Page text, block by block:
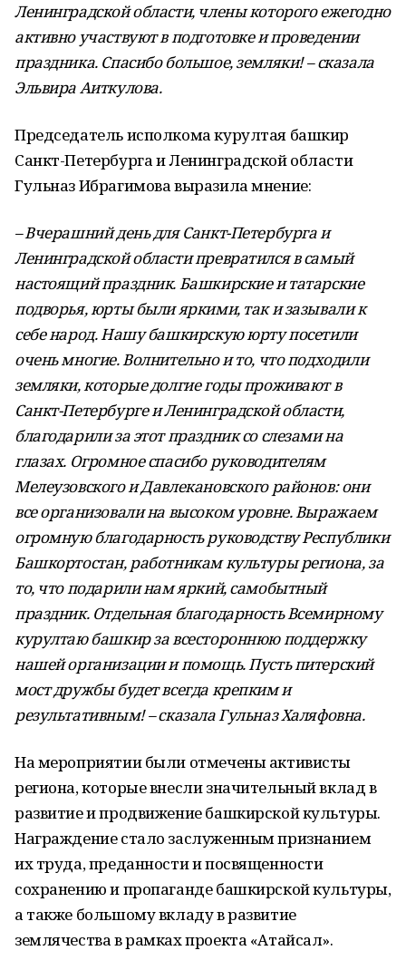
Ленинградской области, члены которого ежегодно
активно участвуют в подготовке и проведении
праздника. Спасибо большое, земляки! – сказала
Эльвира Аиткулова.
Председатель исполкома курултая башкир
Санкт-Петербурга и Ленинградской области
Гульназ Ибрагимова выразила мнение:
– Вчерашний день для Санкт-Петербурга и
Ленинградской области превратился в самый
настоящий праздник. Башкирские и татарские
подворья, юрты были яркими, так и зазывали к
себе народ. Нашу башкирскую юрту посетили
очень многие. Волнительно и то, что подходили
земляки, которые долгие годы проживают в
Санкт-Петербурге и Ленинградской области,
благодарили за этот праздник со слезами на
глазах. Огромное спасибо руководителям
Мелеузовского и Давлекановского районов: они
все организовали на высоком уровне. Выражаем
огромную благодарность руководству Республики
Башкортостан, работникам культуры региона, за
то, что подарили нам яркий, самобытный
праздник. Отдельная благодарность Всемирному
курултаю башкир за всестороннюю поддержку
нашей организации и помощь. Пусть питерский
мост дружбы будет всегда крепким и
результативным! – сказала Гульназ Халяфовна.
На мероприятии были отмечены активисты
региона, которые внесли значительный вклад в
развитие и продвижение башкирской культуры.
Награждение стало заслуженным признанием
их труда, преданности и посвященности
сохранению и пропаганде башкирской культуры,
а также большому вкладу в развитие
землячества в рамках проекта «Атайсал».